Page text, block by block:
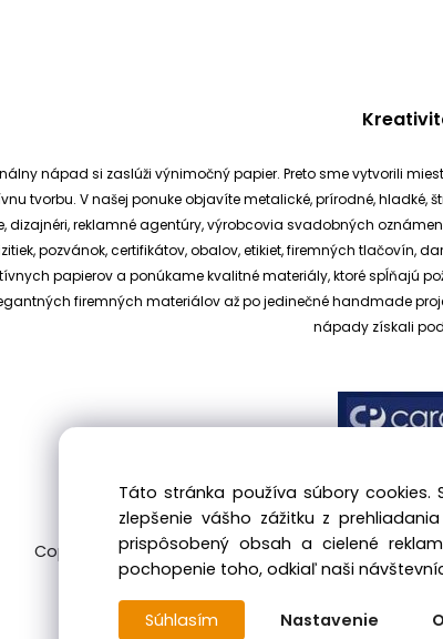
nápad si zaslúži výnimočný papier. Preto sme vytvorili
tvorbu. V našej ponuke objavíte metalické, prírodné, hladké,
dizajnéri, reklamné agentúry, výrobcovia svadobných
pozvánok, certifikátov, obalov, etikiet, firemných tlačovín,
papierov a ponúkame kvalitné materiály, ktoré spĺňajú
firemných materiálov až po jedinečné handmade
nápady získali
Copyright © 2017 kreativnypapier.sk, All rights
Táto stránka používa súbory
zlepšenie vášho zážitku z
prispôsobený obsah a cielené
pochopenie toho, odkiaľ naši
Súhlasím Nastavenie